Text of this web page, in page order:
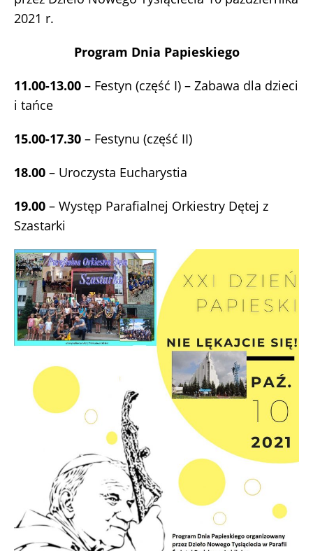
2021 r.
Program Dnia Papieskiego
11.00-13.00 – Festyn (część I) – Zabawa dla dzieci
i tańce
15.00-17.30 – Festynu (część II)
18.00 – Uroczysta Eucharystia
19.00 – Występ Parafialnej Orkiestry Dętej z
Szastarki